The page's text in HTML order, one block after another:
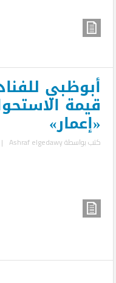
«إعمار»
كتب بواسطةAshraf elgedawy
|